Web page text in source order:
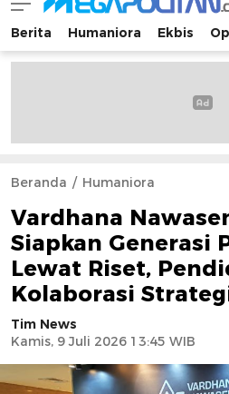
Megapolitan.co
Menyajikan berita-berita
Berita Humaniora Ekbis
Beranda Humaniora
Vardhana
Siapkan Generasi
Lewat Riset,
Kolaborasi
Tim News
Kamis, 9 Juli 2026 13:45 WIB